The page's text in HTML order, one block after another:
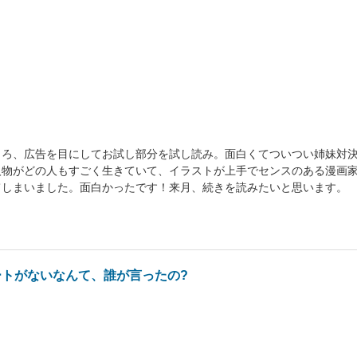
、広告を目にしてお試し部分を試し読み。面白くてついつい姉妹対
がどの人もすごく生きていて、イラストが上手でセンスのある漫画
まいました。面白かったです！来月、続きを読みたいと思います。
がないなんて、誰が言ったの?